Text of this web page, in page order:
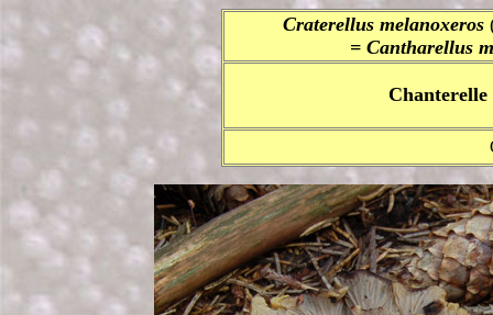
Craterellus melanoxeros
= Cantharellus
Chanterelle